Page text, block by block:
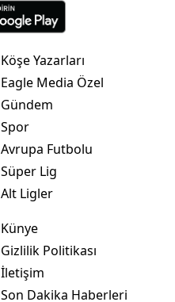
Köşe Yazarları
Eagle Media Özel
Gündem
Spor
Avrupa Futbolu
Süper Lig
Alt Ligler
Künye
Gizlilik Politikası
İletişim
Son Dakika Haberleri